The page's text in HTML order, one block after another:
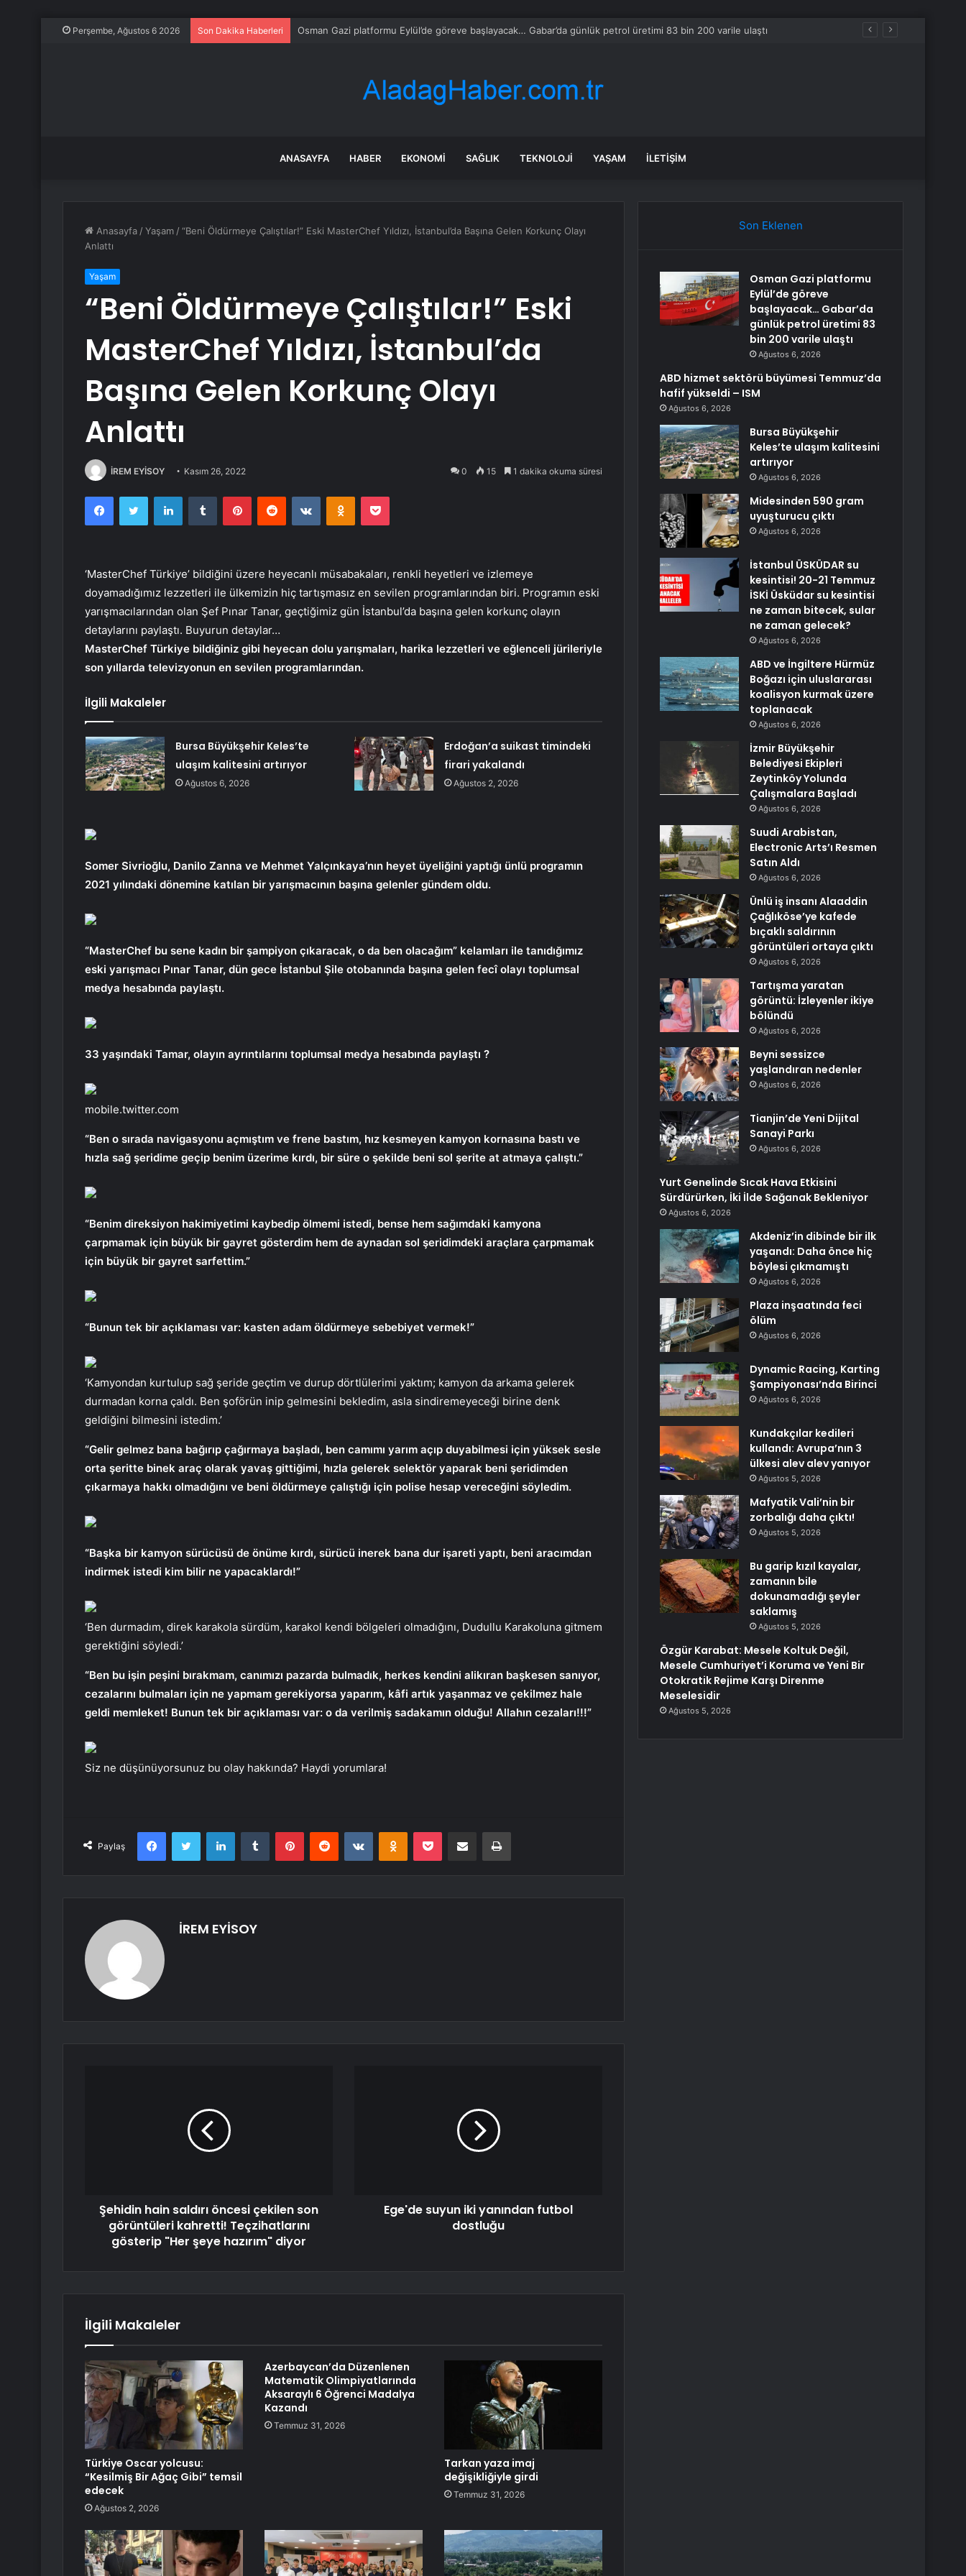
Perşembe, Ağustos 6 2026 Son Dakika Haberleri ABD hizmet sektörü büyümesi Temmuz’da hafif yükseldi – ISM
ANASAYFA HABER EKONOMI SAĞLIK TEKNOLOJI YAŞAM İLETIŞIM
Anasayfa /Yaşam /“Beni Öldürmeye Çalıştılar!” Eski MasterChef Yıldızı, İstanbul’da Başına Gelen Korkunç Olayı
Anlattı
Yaşam
“Beni Öldürmeye Çalıştılar!” Eski
MasterChef Yıldızı, İstanbul’da
Başına Gelen Korkunç Olayı
Anlattı
İREM EYİSOY Kasım 26, 2022 0 15 1 dakika okuma süresi
FacebookTwitter LinkedInTumblr PinterestReddit VKontakteOdnoklassniki
Pocket
‘MasterChef Türkiye’ bildiğini üzere heyecanlı müsabakaları, renkli heyetleri ve izlemeye
doyamadığımız lezzetleri ile ülkemizin hiç tartışmasız en sevilen programlarından biri. Programın eski
yarışmacılarından olan Şef Pınar Tanar, geçtiğimiz gün İstanbul’da başına gelen korkunç olayın
detaylarını paylaştı. Buyurun detaylar…
MasterChef Türkiye bildiğiniz gibi heyecan dolu yarışmaları, harika lezzetleri ve eğlenceli jürileriyle
son yıllarda televizyonun en sevilen programlarından.
İlgili Makaleler
Bursa Büyükşehir Keles’te
ulaşım kalitesini artırıyor
Ağustos 6, 2026
Erdoğan’a suikast timindeki
firari yakalandı
Ağustos 2, 2026
Somer Sivrioğlu, Danilo Zanna ve Mehmet Yalçınkaya’nın heyet üyeliğini yaptığı ünlü programın
2021 yılındaki dönemine katılan bir yarışmacının başına gelenler gündem oldu.
“MasterChef bu sene kadın bir şampiyon çıkaracak, o da ben olacağım” kelamları ile tanıdığımız
eski yarışmacı Pınar Tanar, dün gece İstanbul Şile otobanında başına gelen fecî olayı toplumsal
medya hesabında paylaştı.
33 yaşındaki Tamar, olayın ayrıntılarını toplumsal medya hesabında paylaştı ?
mobile.twitter.com
“Ben o sırada navigasyonu açmıştım ve frene bastım, hız kesmeyen kamyon kornasına bastı ve
hızla sağ şeridime geçip benim üzerime kırdı, bir süre o şekilde beni sol şerite at atmaya çalıştı.”
“Benim direksiyon hakimiyetimi kaybedip ölmemi istedi, bense hem sağımdaki kamyona
çarpmamak için büyük bir gayret gösterdim hem de aynadan sol şeridimdeki araçlara çarpmamak
için büyük bir gayret sarfettim.”
“Bunun tek bir açıklaması var: kasten adam öldürmeye sebebiyet vermek!”
‘Kamyondan kurtulup sağ şeride geçtim ve durup dörtlülerimi yaktım; kamyon da arkama gelerek
durmadan korna çaldı. Ben şoförün inip gelmesini bekledim, asla sindiremeyeceği birine denk
geldiğini bilmesini istedim.’
“Gelir gelmez bana bağırıp çağırmaya başladı, ben camımı yarım açıp duyabilmesi için yüksek sesle
orta şeritte binek araç olarak yavaş gittiğimi, hızla gelerek selektör yaparak beni şeridimden
çıkarmaya hakkı olmadığını ve beni öldürmeye çalıştığı için polise hesap vereceğini söyledim.
“Başka bir kamyon sürücüsü de önüme kırdı, sürücü inerek bana dur işareti yaptı, beni aracımdan
indirmek istedi kim bilir ne yapacaklardı!”
‘Ben durmadım, direk karakola sürdüm, karakol kendi bölgeleri olmadığını, Dudullu Karakoluna gitmem
gerektiğini söyledi.’
“Ben bu işin peşini bırakmam, canımızı pazarda bulmadık, herkes kendini alikıran başkesen sanıyor,
cezalarını bulmaları için ne yapmam gerekiyorsa yaparım, kâfi artık yaşanmaz ve çekilmez hale
geldi memleket! Bunun tek bir açıklaması var: o da verilmiş sadakamın olduğu! Allahın cezaları!!!”
Siz ne düşünüyorsunuz bu olay hakkında? Haydi yorumlara!
Paylaş
FacebookTwitter LinkedInTumblr PinterestReddit VKontakteOdnoklassniki
Pocket E-Posta ile paylaş Yazdır
İREM EYİSOY
Şehidin hain saldırı öncesi çekilen son
görüntüleri kahretti! Teçzihatlarını
gösterip "Her şeye hazırım" diyor
Ege'de suyun iki yanından futbol
dostluğu
İlgili Makaleler
Türkiye Oscar yolcusu:
“Kesilmiş Bir Ağaç Gibi” temsil
edecek
Ağustos 2, 2026
Azerbaycan’da Düzenlenen
Matematik Olimpiyatlarında
Aksaraylı 6 Öğrenci Madalya
Kazandı
Temmuz 31, 2026
Tarkan yaza imaj
değişikliğiyle girdi
Temmuz 31, 2026
Son Eklenen
Osman Gazi platformu
Eylül’de göreve
başlayacak… Gabar’da
günlük petrol üretimi 83
bin 200 varile ulaştı
Ağustos 6, 2026
ABD hizmet sektörü büyümesi Temmuz’da
hafif yükseldi – ISM
Ağustos 6, 2026
Bursa Büyükşehir
Keles’te ulaşım kalitesini
artırıyor
Ağustos 6, 2026
Midesinden 590 gram
uyuşturucu çıktı
Ağustos 6, 2026
İstanbul ÜSKÜDAR su
kesintisi! 20-21 Temmuz
İSKİ Üsküdar su kesintisi
ne zaman bitecek, sular
ne zaman gelecek?
Ağustos 6, 2026
ABD ve İngiltere Hürmüz
Boğazı için uluslararası
koalisyon kurmak üzere
toplanacak
Ağustos 6, 2026
İzmir Büyükşehir
Belediyesi Ekipleri
Zeytinköy Yolunda
Çalışmalara Başladı
Ağustos 6, 2026
Suudi Arabistan,
Electronic Arts’ı Resmen
Satın Aldı
Ağustos 6, 2026
Ünlü iş insanı Alaaddin
Çağlıköse’ye kafede
bıçaklı saldırının
görüntüleri ortaya çıktı
Ağustos 6, 2026
Tartışma yaratan
görüntü: İzleyenler ikiye
bölündü
Ağustos 6, 2026
Beyni sessizce
yaşlandıran nedenler
Ağustos 6, 2026
Tianjin’de Yeni Dijital
Sanayi Parkı
Ağustos 6, 2026
Yurt Genelinde Sıcak Hava Etkisini
Sürdürürken, İki İlde Sağanak Bekleniyor
Ağustos 6, 2026
Akdeniz’in dibinde bir ilk
yaşandı: Daha önce hiç
böylesi çıkmamıştı
Ağustos 6, 2026
Plaza inşaatında feci
ölüm
Ağustos 6, 2026
Dynamic Racing, Karting
Şampiyonası’nda Birinci
Ağustos 6, 2026
Kundakçılar kedileri
kullandı: Avrupa’nın 3
ülkesi alev alev yanıyor
Ağustos 5, 2026
Mafyatik Vali’nin bir
zorbalığı daha çıktı!
Ağustos 5, 2026
Bu garip kızıl kayalar,
zamanın bile
dokunamadığı şeyler
saklamış
Ağustos 5, 2026
Özgür Karabat: Mesele Koltuk Değil,
Mesele Cumhuriyet’i Koruma ve Yeni Bir
Otokratik Rejime Karşı Direnme
Meselesidir
Ağustos 5, 2026